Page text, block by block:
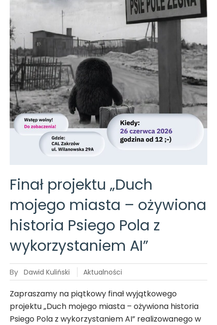
Finał projektu „Duch
mojego miasta – ożywiona
historia Psiego Pola z
wykorzystaniem AI”
By Dawid Kuliński Aktualności
Zapraszamy na piątkowy finał wyjątkowego
projektu „Duch mojego miasta – ożywiona historia
Psiego Pola z wykorzystaniem AI” realizowanego w
tygodnia
w CAL-u
Zakrzów!